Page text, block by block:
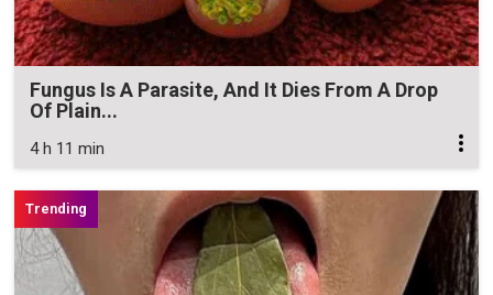
Fungus Is A Parasite, And It Dies From A Drop
Of Plain...
4 h 11 min